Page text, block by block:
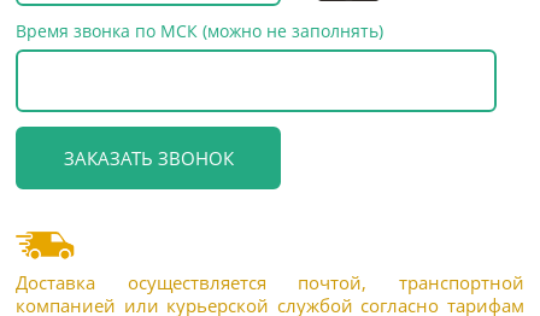
Время звонка по МСК (можно не заполнять)
Доставка осуществляется почтой, транспортной
компанией или курьерской службой согласно тарифам